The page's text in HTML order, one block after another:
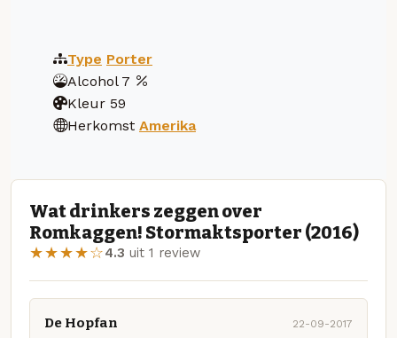
Type Porter
Alcohol 7
Kleur 59
Herkomst Amerika
Wat drinkers zeggen over
Romkaggen! Stormaktsporter (2016)
★★★★☆4.3 uit 1 review
De Hopfan 22-09-2017